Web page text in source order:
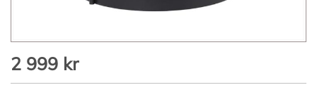
till
2 999 kr